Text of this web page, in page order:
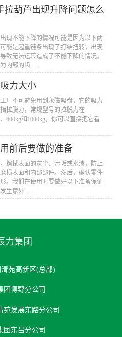
拉葫芦出现升降问题怎么
现不能下降的情况可能是因为以下两
能是起重链条出现了打结扭转，出现
致无法运转造成了不能下降的情况。
内部的齿......
力大小
厂不可避免用到永磁吸盘，它的吸力
拉脱力，常规型号的拉脱力在
600kg和1000kg，你可以直接把它看
前后要做的准备
擦拭表面的灰尘、污垢或水渍，防止
损表面和内部部件。然后，确认零件
。我们在使用时要做好以下准备保证
生意外:...
力集团
苑高新区(总部)
团博野分公司
苑发展东路分公司
团东吕分公司